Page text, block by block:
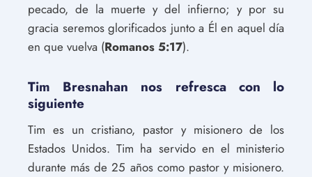
pecado, de la muerte y del infierno; y por su
gracia seremos glorificados junto a Él en aquel día
en que vuelva (Romanos 5:17).
Tim Bresnahan nos refresca con lo
siguiente
Tim es un cristiano, pastor y misionero de los
Estados Unidos. Tim ha servido en el ministerio
durante más de 25 años como pastor y misionero.